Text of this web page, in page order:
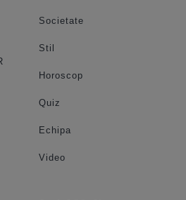
Societate
Stil
Horoscop
Quiz
Echipa
Video